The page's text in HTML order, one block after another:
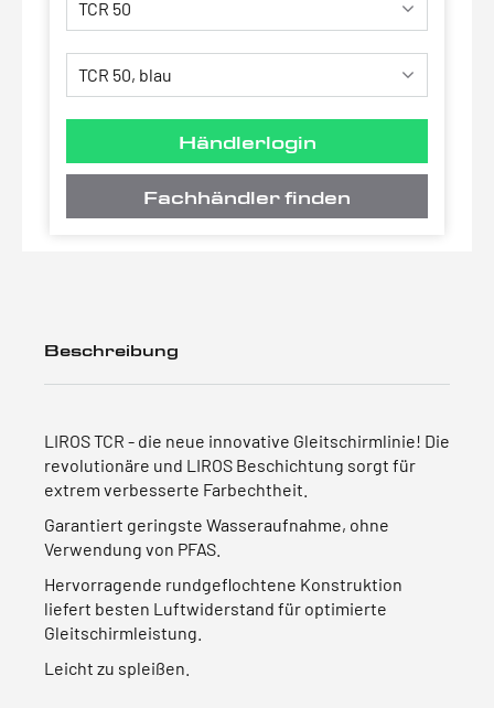
Händlerlogin
Fachhändler finden
Beschreibung
LIROS TCR - die neue innovative Gleitschirmlinie! Die
revolutionäre und LIROS Beschichtung sorgt für
extrem verbesserte Farbechtheit.
Garantiert geringste Wasseraufnahme, ohne
Verwendung von PFAS.
Hervorragende rundgeflochtene Konstruktion
liefert besten Luftwiderstand für optimierte
Gleitschirmleistung.
Leicht zu spleißen.